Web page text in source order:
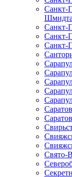
Санкт-
Санкт-
Санкт-
Санкт-
Саратов
Свято-